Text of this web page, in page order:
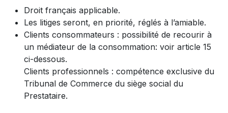
Droit français applicable.
Les litiges seront, en priorité, réglés à l’amiable.
Clients consommateurs : possibilité de recourir à
un médiateur de la consommation: voir article 15
ci-dessous.
Clients professionnels : compétence exclusive du
Tribunal de Commerce du siège social du
Prestataire.